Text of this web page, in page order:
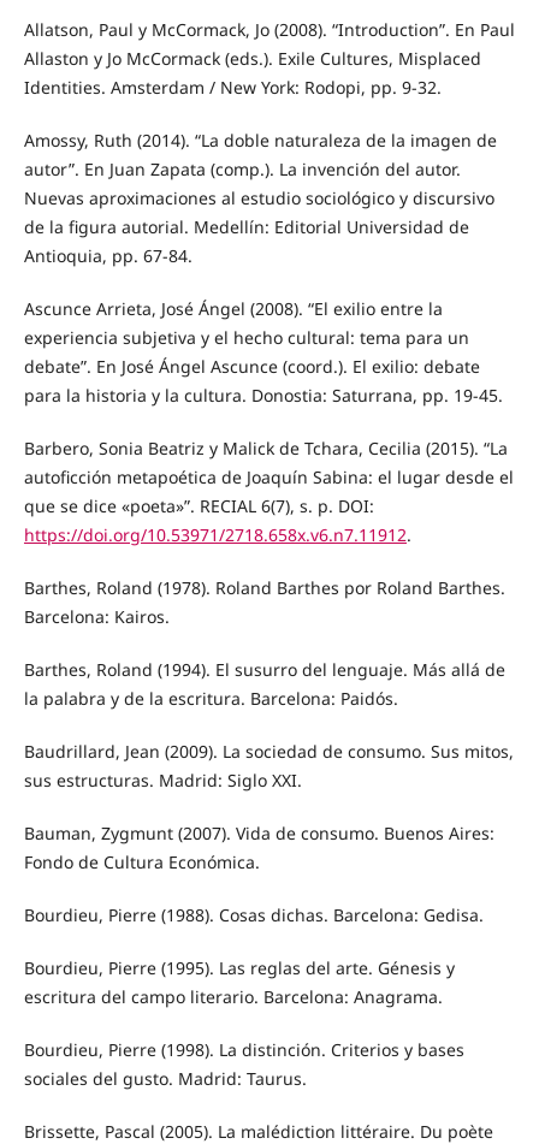
Allatson, Paul y McCormack, Jo (2008). “Introduction”. En Paul
Allaston y Jo McCormack (eds.). Exile Cultures, Misplaced
Identities. Amsterdam / New York: Rodopi, pp. 9-32.
Amossy, Ruth (2014). “La doble naturaleza de la imagen de
autor”. En Juan Zapata (comp.). La invención del autor.
Nuevas aproximaciones al estudio sociológico y discursivo
de la figura autorial. Medellín: Editorial Universidad de
Antioquia, pp. 67-84.
Ascunce Arrieta, José Ángel (2008). “El exilio entre la
experiencia subjetiva y el hecho cultural: tema para un
debate”. En José Ángel Ascunce (coord.). El exilio: debate
para la historia y la cultura. Donostia: Saturrana, pp. 19-45.
Barbero, Sonia Beatriz y Malick de Tchara, Cecilia (2015). “La
autoficción metapoética de Joaquín Sabina: el lugar desde el
que se dice «poeta»”. RECIAL 6(7), s. p. DOI:
https://doi.org/10.53971/2718.658x.v6.n7.11912.
Barthes, Roland (1978). Roland Barthes por Roland Barthes.
Barcelona: Kairos.
Barthes, Roland (1994). El susurro del lenguaje. Más allá de
la palabra y de la escritura. Barcelona: Paidós.
Baudrillard, Jean (2009). La sociedad de consumo. Sus mitos,
sus estructuras. Madrid: Siglo XXI.
Bauman, Zygmunt (2007). Vida de consumo. Buenos Aires:
Fondo de Cultura Económica.
Bourdieu, Pierre (1988). Cosas dichas. Barcelona: Gedisa.
Bourdieu, Pierre (1995). Las reglas del arte. Génesis y
escritura del campo literario. Barcelona: Anagrama.
Bourdieu, Pierre (1998). La distinción. Criterios y bases
sociales del gusto. Madrid: Taurus.
Brissette, Pascal (2005). La malédiction littéraire. Du poète